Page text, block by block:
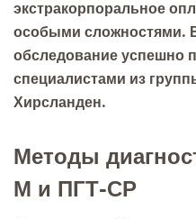
экстракорпоральное
особыми сложностями.
обследование успешно
специалистами из
Хирсланден.
Методы
М и ПГТ-СР